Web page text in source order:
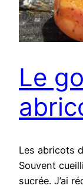
Le
Les abricots
Souvent
sucrée. J’ai